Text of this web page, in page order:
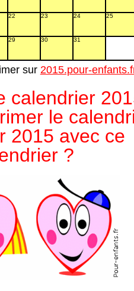
22 23 24 25
29 30 31
sur 2015.pour-
calendrier
le
2015 avec ce
?